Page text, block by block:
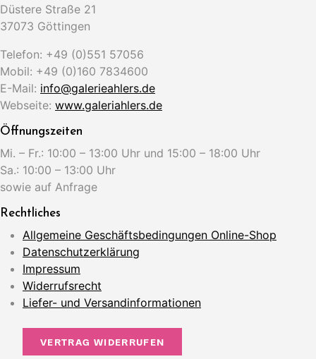
Düstere Straße 21
37073 Göttingen
Telefon: +49 (0)551 57056
Mobil: +49 (0)160 7834600
E-Mail: info@galerieahlers.de
Webseite: www.galeriahlers.de
Öffnungszeiten
Mi. – Fr.: 10:00 – 13:00 Uhr und 15:00 – 18:00 Uhr
Sa.: 10:00 – 13:00 Uhr
sowie auf Anfrage
Rechtliches
Allgemeine Geschäftsbedingungen Online-Shop
Datenschutzerklärung
Impressum
Widerrufsrecht
Liefer- und Versandinformationen
VERTRAG WIDERRUFEN